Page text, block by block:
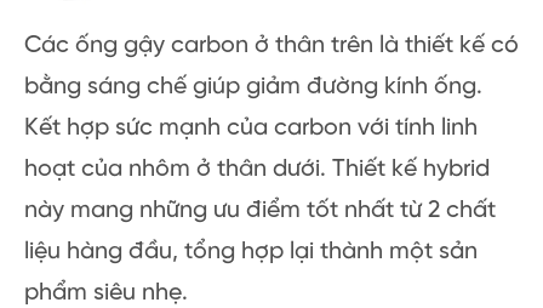
Các ống gậy carbon ở thân trên là thiết kế có
bằng sáng chế giúp giảm đường kính ống.
Kết hợp sức mạnh của carbon với tính linh
hoạt của nhôm ở thân dưới. Thiết kế hybrid
này mang những ưu điểm tốt nhất từ 2 chất
liệu hàng đầu, tổng hợp lại thành một sản
phẩm siêu nhẹ.